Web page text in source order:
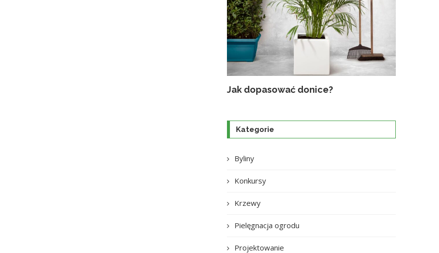
Jak dopasować donice?
Kategorie
Byliny
Konkursy
Krzewy
Pielęgnacja ogrodu
Projektowanie